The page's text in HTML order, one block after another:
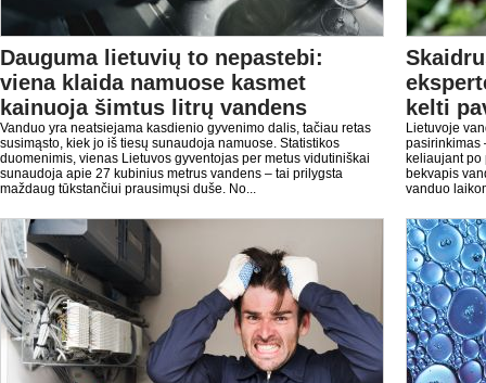
Dauguma lietuvių to nepastebi:
viena klaida namuose kasmet
kainuoja šimtus litrų vandens
Vanduo yra neatsiejama kasdienio gyvenimo dalis, tačiau retas
susimąsto, kiek jo iš tiesų sunaudoja namuose. Statistikos
duomenimis, vienas Lietuvos gyventojas per metus vidutiniškai
sunaudoja apie 27 kubinius metrus vandens – tai prilygsta
maždaug tūkstančiui prausimųsi duše. No...
kelti
Lietuvoje
pasirinkimas
keliaujant po
bekvapis
vanduo